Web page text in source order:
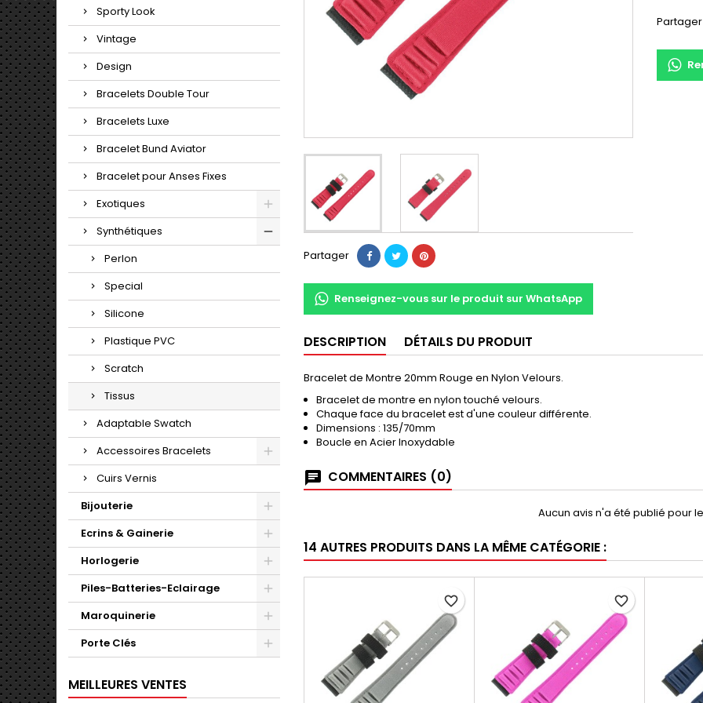
Sporty Look
Vintage
Design
Bracelets Double Tour
Bracelets Luxe
Bracelet Bund Aviator
Bracelet pour Anses Fixes
Exotiques
Synthétiques
Perlon
Special
Silicone
Plastique PVC
Scratch
Tissus
Adaptable Swatch
Accessoires Bracelets
Cuirs Vernis
Bijouterie
Ecrins & Gainerie
Horlogerie
Piles-Batteries-Eclairage
Maroquinerie
Porte Clés
MEILLEURES VENTES
Partager
Renseignez-vous sur le produit sur WhatsApp
Partager
DESCRIPTION DÉTAILS DU PRODUIT
Bracelet de Montre 20mm Rouge en Nylon Velours.
Bracelet de montre en nylon touché velours.
Chaque face du bracelet est d'une couleur différente.
Dimensions : 135/70mm
Boucle en Acier Inoxydable
COMMENTAIRES (0)
Aucun avis n'a été publié pour
14 AUTRES PRODUITS DANS LA MÊME CATÉGORIE :
favorite_border favorite_border